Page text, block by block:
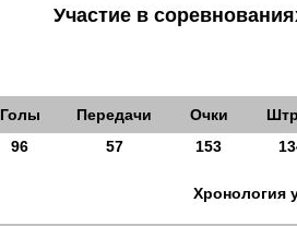
Участие в
Голы Передачи Очки
96 57 153
Хронология